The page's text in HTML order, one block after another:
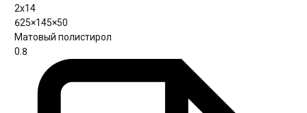
2х14
625×145×50
Матовый полистирол
0.8